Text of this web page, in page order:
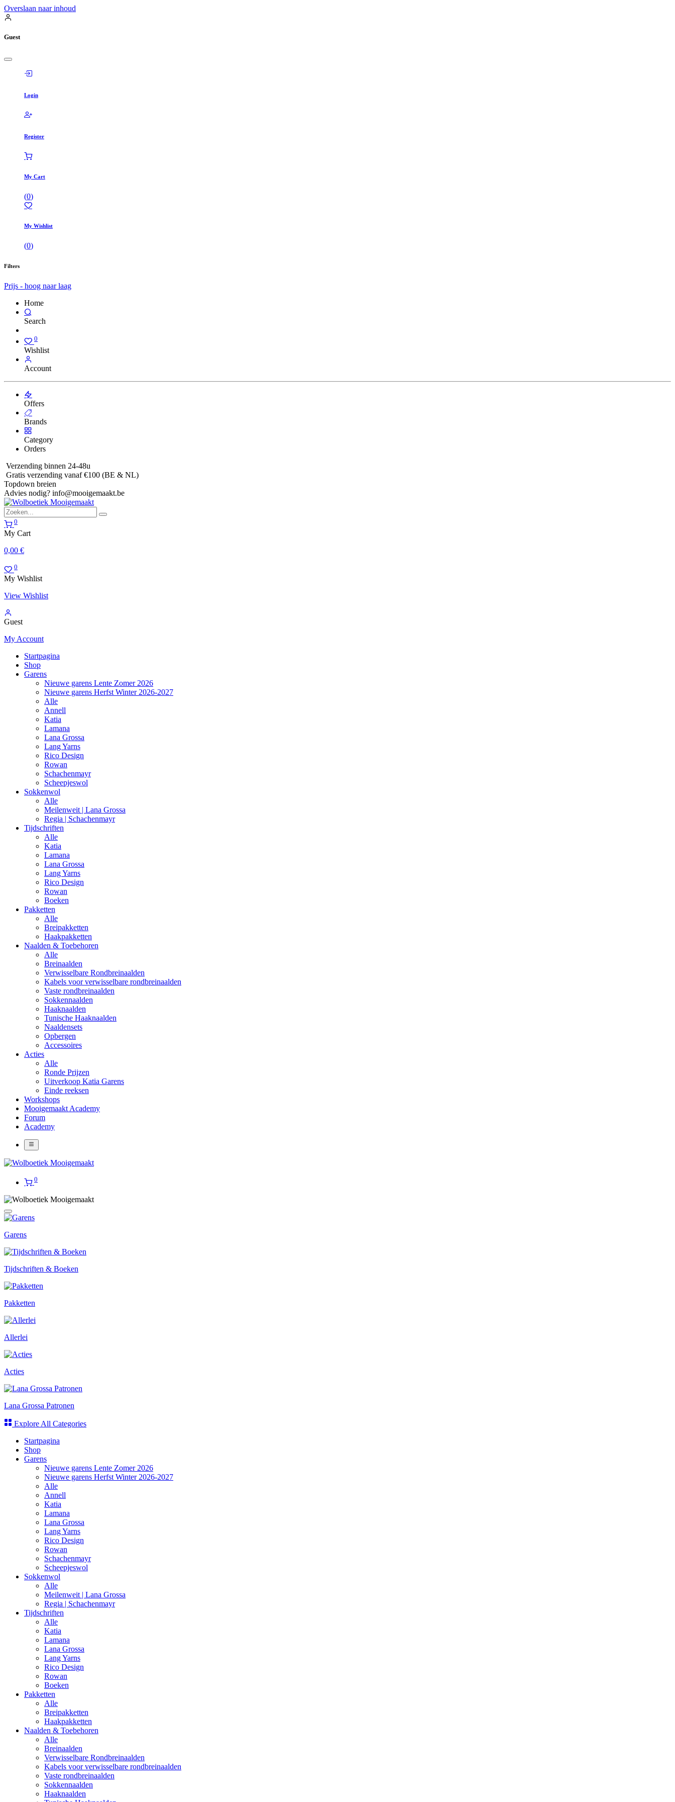
Overslaan naar inhoud
Guest
Login
Register
My Cart
(0)
My Wishlist
(0)
Filters
Prijs - hoog naar laag
Home
Search
0
Wishlist
Account
Offers
Brands
Category
Orders
Verzending binnen 24-48u
Gratis verzending vanaf €100 (BE & NL)
Topdown breien
Advies nodig? info@mooigemaakt.be
0
My Cart
0,00 €
0
My Wishlist
View Wishlist
Guest
My Account
Startpagina
Shop
Garens
Nieuwe garens Lente Zomer 2026
Nieuwe garens Herfst Winter 2026-2027
Alle
Annell
Katia
Lamana
Lana Grossa
Lang Yarns
Rico Design
Rowan
Schachenmayr
Scheepjeswol
Sokkenwol
Alle
Meilenweit | Lana Grossa
Regia | Schachenmayr
Tijdschriften
Alle
Katia
Lamana
Lana Grossa
Lang Yarns
Rico Design
Rowan
Boeken
Pakketten
Alle
Breipakketten
Haakpakketten
Naalden & Toebehoren
Alle
Breinaalden
Verwisselbare Rondbreinaalden
Kabels voor verwisselbare rondbreinaalden
Vaste rondbreinaalden
Sokkennaalden
Haaknaalden
Tunische Haaknaalden
Naaldensets
Opbergen
Accessoires
Acties
Alle
Ronde Prijzen
Uitverkoop Katia Garens
Einde reeksen
Workshops
Mooigemaakt Academy
Forum
Academy
0
Garens
Tijdschriften & Boeken
Pakketten
Allerlei
Acties
Lana Grossa Patronen
Explore All Categories
Startpagina
Shop
Garens
Nieuwe garens Lente Zomer 2026
Nieuwe garens Herfst Winter 2026-2027
Alle
Annell
Katia
Lamana
Lana Grossa
Lang Yarns
Rico Design
Rowan
Schachenmayr
Scheepjeswol
Sokkenwol
Alle
Meilenweit | Lana Grossa
Regia | Schachenmayr
Tijdschriften
Alle
Katia
Lamana
Lana Grossa
Lang Yarns
Rico Design
Rowan
Boeken
Pakketten
Alle
Breipakketten
Haakpakketten
Naalden & Toebehoren
Alle
Breinaalden
Verwisselbare Rondbreinaalden
Kabels voor verwisselbare rondbreinaalden
Vaste rondbreinaalden
Sokkennaalden
Haaknaalden